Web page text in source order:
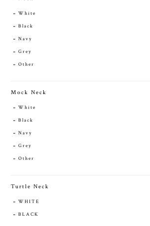
White
Black
Navy
Grey
Other
Mock Neck
White
Black
Navy
Grey
Other
Turtle Neck
WHITE
BLACK